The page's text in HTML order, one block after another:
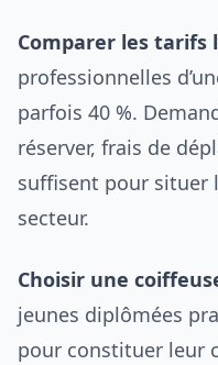
Comparer les tarifs
professionnelles
parfois 40 %.
réserver, frais de
suffisent pour situer
secteur.
Choisir une
jeunes diplômées
pour constituer leur